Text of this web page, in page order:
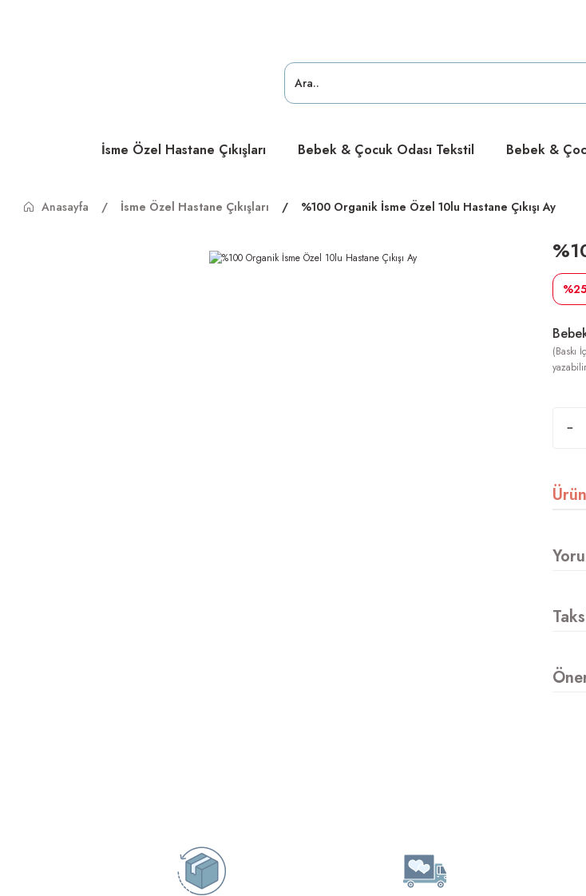
İsme Özel Hastane Çıkışları Bebek & Çocuk Odası Tekstil Bebek &
Anasayfa İsme Özel Hastane Çıkışları %100 Organik İsme Özel 10lu Hastane Çıkışı Ay
%25